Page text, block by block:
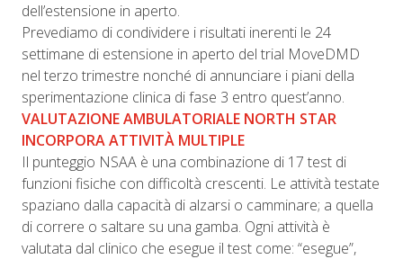
dell’estensione in aperto.
Prevediamo di condividere i risultati inerenti le 24
settimane di estensione in aperto del trial MoveDMD
nel terzo trimestre nonché di annunciare i piani della
sperimentazione clinica di fase 3 entro quest’anno.
VALUTAZIONE AMBULATORIALE NORTH STAR
INCORPORA ATTIVITÀ MULTIPLE
Il punteggio NSAA è una combinazione di 17 test di
funzioni fisiche con difficoltà crescenti. Le attività testate
spaziano dalla capacità di alzarsi o camminare; a quella
di correre o saltare su una gamba. Ogni attività è
valutata dal clinico che esegue il test come: “esegue”,